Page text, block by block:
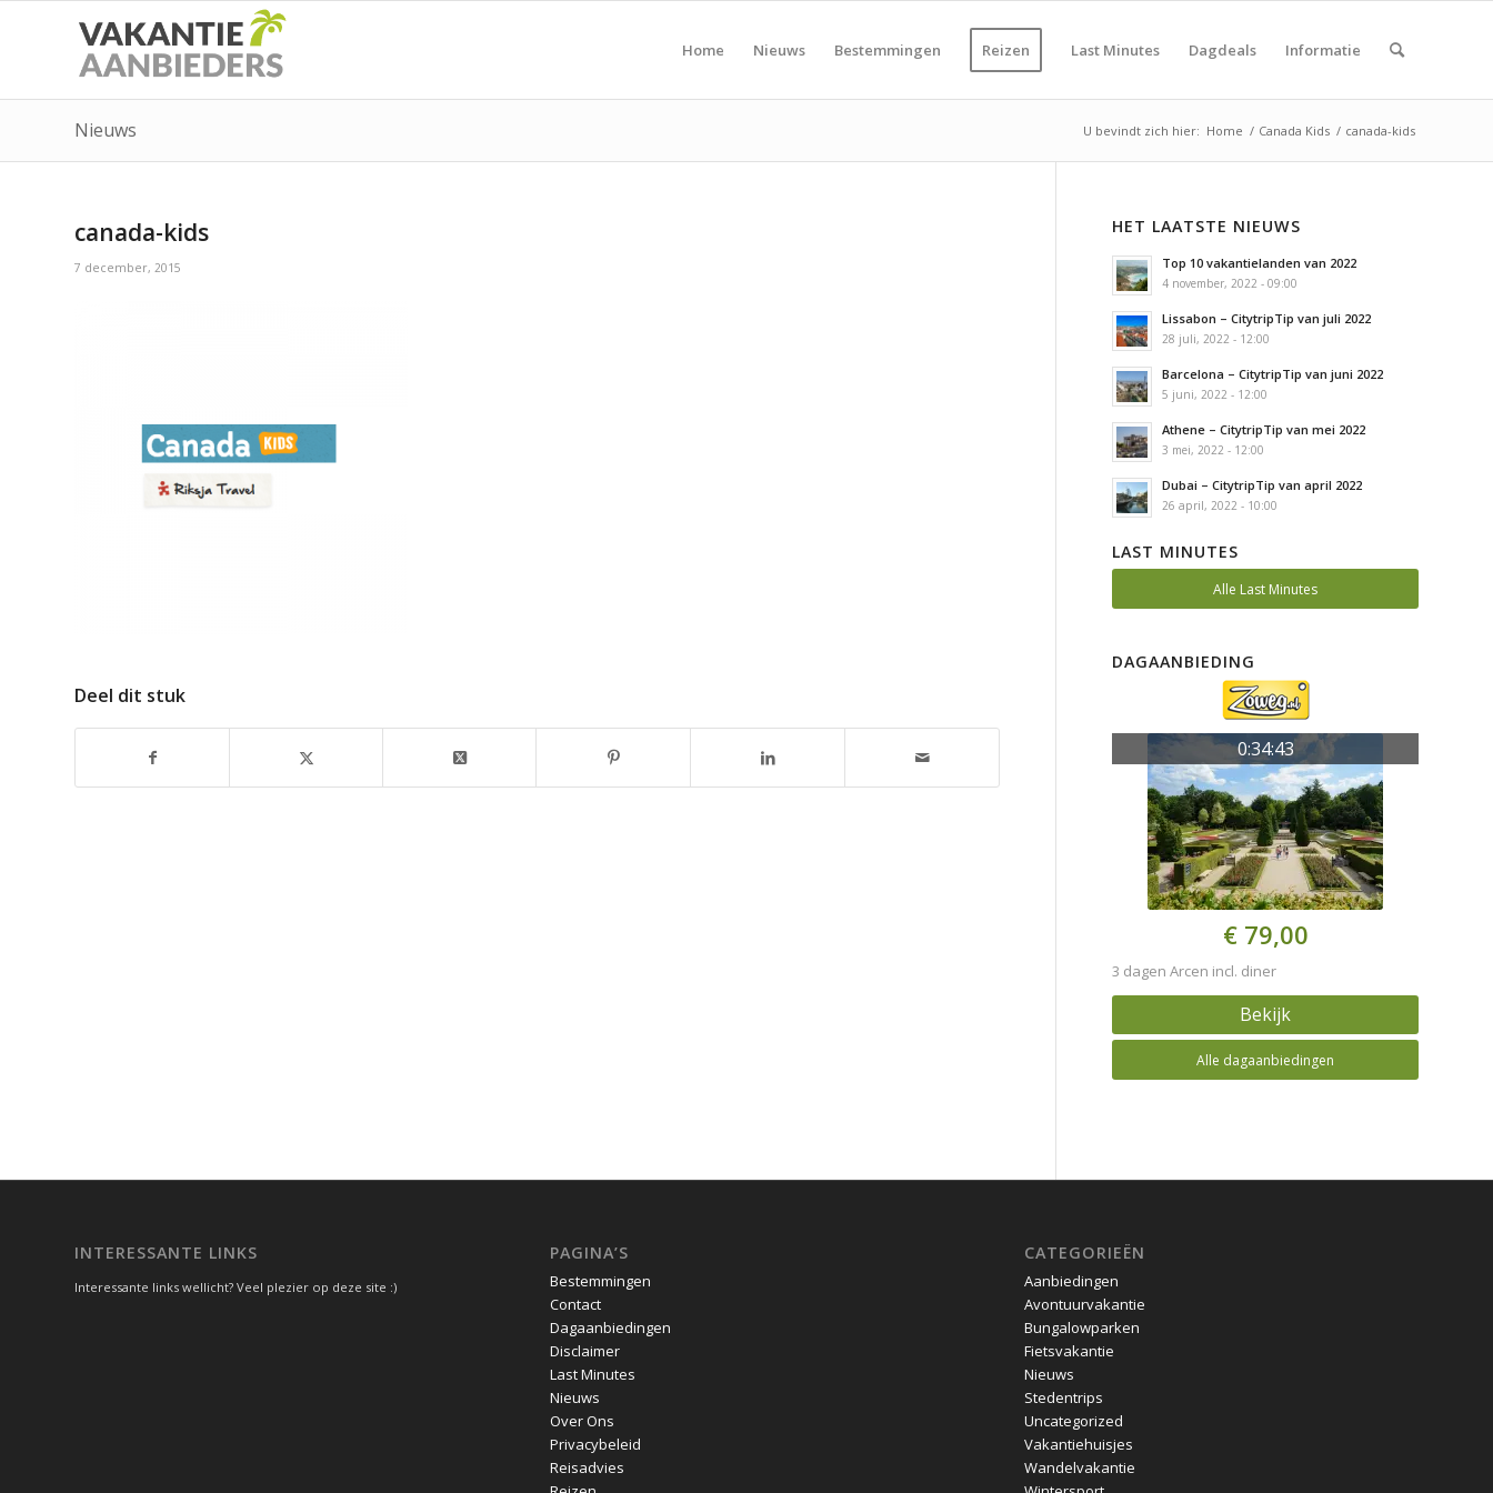
Home Nieuws Bestemmingen Reizen Last Minutes Dagdeals Informatie
Nieuws U bevindt zich hier: Home / Canada Kids / canada-kids
canada-kids
7 december, 2015
Deel dit stuk
HET LAATSTE NIEUWS
Top 10 vakantielanden van 2022
4 november, 2022 - 09:00
Lissabon – CitytripTip van juli 2022
28 juli, 2022 - 12:00
Barcelona – CitytripTip van juni 2022
5 juni, 2022 - 12:00
Athene – CitytripTip van mei 2022
3 mei, 2022 - 12:00
Dubai – CitytripTip van april 2022
26 april, 2022 - 10:00
LAST MINUTES
Alle Last Minutes
DAGAANBIEDING
0:34:43
€ 79,00
3 dagen Arcen incl. diner
Bekijk
Alle dagaanbiedingen
INTERESSANTE LINKS
Interessante links wellicht? Veel plezier op deze site :)
PAGINA’S
Bestemmingen
Contact
Dagaanbiedingen
Disclaimer
Last Minutes
Nieuws
Over Ons
Privacybeleid
Reisadvies
CATEGORIEËN
Aanbiedingen
Avontuurvakantie
Bungalowparken
Fietsvakantie
Nieuws
Stedentrips
Uncategorized
Vakantiehuisjes
Wandelvakantie